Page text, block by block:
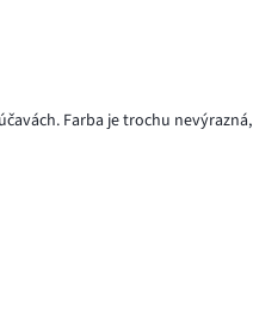
Farba je trochu nevýrazná,